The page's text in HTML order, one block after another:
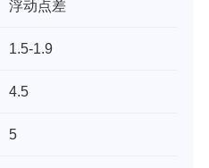
浮动点差
1.5-1.9
4.5
5